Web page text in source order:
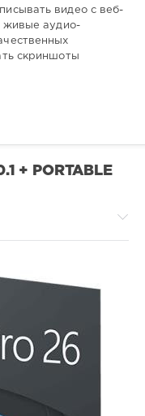
видео с веб-
живые аудио-
скриншоты
+ PORTABLE